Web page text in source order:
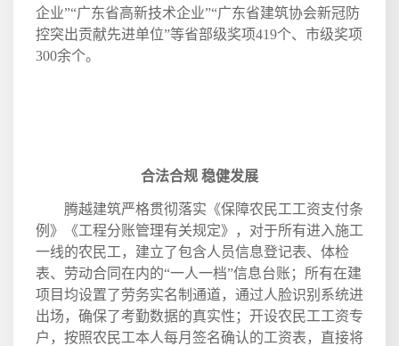
企业”“广东省高新技术企业”“广东省建筑协会新冠防
控突出贡献先进单位”等省部级奖项419个、市级奖项
300余个。
合法合规 稳健发展
腾越建筑严格贯彻落实《保障农民工工资支付条
例》《工程分账管理有关规定》，对于所有进入施工
一线的农民工，建立了包含人员信息登记表、体检
表、劳动合同在内的“一人一档”信息台账；所有在建
项目均设置了劳务实名制通道，通过人脸识别系统进
出场，确保了考勤数据的真实性；开设农民工工资专
户，按照农民工本人每月签名确认的工资表，直接将